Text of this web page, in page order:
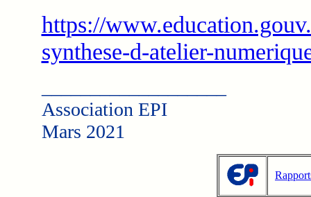
https://
synthese-d-atelier-
Association EPI
Mars 2021